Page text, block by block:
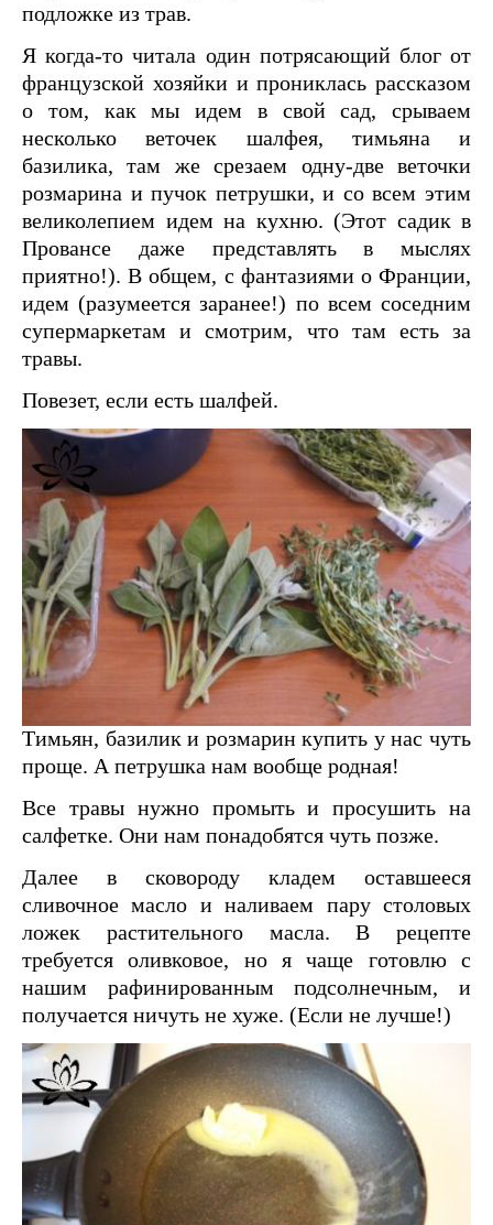
подложке из трав.
Я когда-то читала один потрясающий блог от
французской хозяйки и прониклась рассказом
о том, как мы идем в свой сад, срываем
несколько веточек шалфея, тимьяна и
базилика, там же срезаем одну-две веточки
розмарина и пучок петрушки, и со всем этим
великолепием идем на кухню. (Этот садик в
Провансе даже представлять в мыслях
приятно!). В общем, с фантазиями о Франции,
идем (разумеется заранее!) по всем соседним
супермаркетам и смотрим, что там есть за
травы.
Повезет, если есть шалфей.
Тимьян, базилик и розмарин купить у нас чуть
проще. А петрушка нам вообще родная!
Все травы нужно промыть и просушить на
салфетке. Они нам понадобятся чуть позже.
Далее в сковороду кладем оставшееся
сливочное масло и наливаем пару столовых
ложек растительного масла. В рецепте
требуется оливковое, но я чаще готовлю с
нашим рафинированным подсолнечным, и
получается ничуть не хуже. (Если не лучше!)